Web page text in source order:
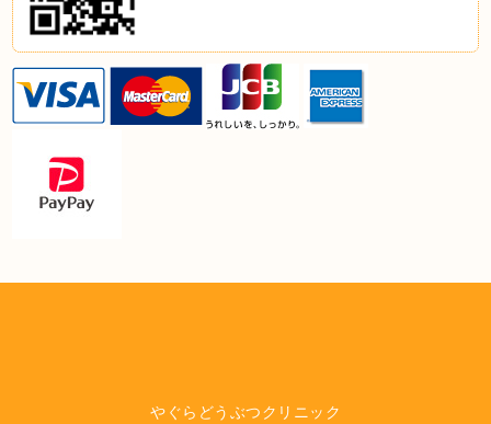
やぐらどうぶつクリニック